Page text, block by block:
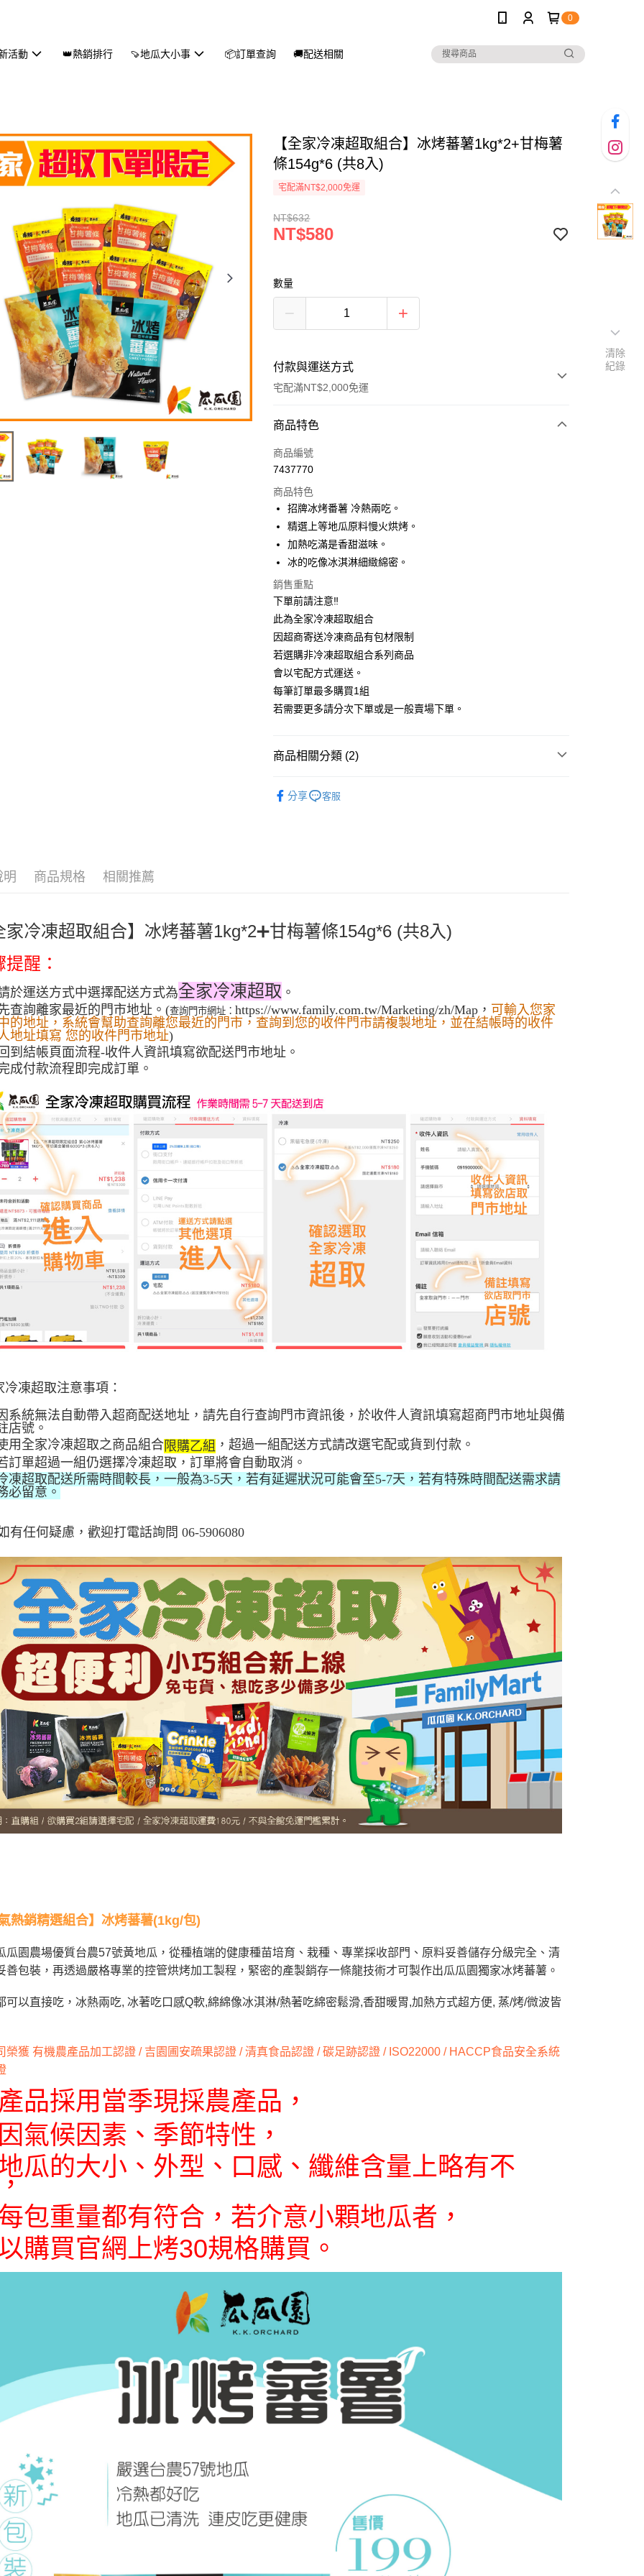
0
活動 👑熱銷排行 🍠地瓜大小事 📦訂單查詢 🚚配送相關
【全家冷凍超取組合】冰烤蕃薯1kg*2+甘梅薯
條154g*6 (共8入)
宅配滿NT$2,000免運
NT$632
NT$580
數量
付款與運送方式
宅配滿NT$2,000免運
付款方式
信用卡一次付款
Apple Pay
街口支付
悠遊付
全盈+PAY
相關說明
【關於「AFTEE先享後付」】
AFTEE先享後付是「在收到商品之後才付款」的支付方式。 讓您購物簡單
便利好安心！
１．簡單：不需註冊會員、不需綁卡、不需儲值。
２．便利：只要手機號碼，簡訊認證，即可結帳。
３．安心：先確認商品／服務後，再付款。
付」結帳頁面，進行簡訊認證並確認金額後，即可完成結帳。
／ATM／網路銀行／等多元方式進行付款，方視為交易完成。
交易，需依本服務之必要範圍內提供個人資料，並將交易相關給付款項請
求債權轉讓予恩沛科技股份有限公司。
「AFTEE先享後付」，若未經同意申辦者引起之損失，本公司不負相關責
任。
４．使用「AFTEE先享後付」時，將依據個別帳號之用戶狀況，依本公司
即時審查核予不同之上限額度；若仍有額度不足之情形，本公司將視審查
５．嚴禁一人註冊多個帳號或使用他人資訊註冊。若發現惡意使用之情
ATM付款
運送方式
每筆NT$180
商品特色
商品編號
7437770
商品特色
招牌冰烤番薯 冷熱兩吃。
精選上等地瓜原料慢火烘烤。
加熱吃滿是香甜滋味。
冰的吃像冰淇淋細緻綿密。
銷售重點
下單前請注意‼
此為全家冷凍超取組合
因超商寄送冷凍商品有包材限制
若選購非冷凍超取組合系列商品
會以宅配方式運送。
每筆訂單最多購買1組
若需要更多請分次下單或是一般賣場下單。
商品相關分類 (2)
分享 客服
明 商品規格 相關推薦
家冷凍超取組合】冰烤蕃薯1kg*2➕甘梅薯條154g*6 (共8入)
醒：
於運送方式中選擇配送方式為全家冷凍超取 。
查詢離家最近的門市地址。(查詢門市網址：https://www.family.com.tw/Marketing/zh/Map， 可輸入您家
的地址，系統會幫助查詢離您最近的門市，查詢到您的收件門市請複製地址，並在結帳時的收件
地址填寫 您的收件門市地址)
到結帳頁面流程-收件人資訊填寫欲配送門市地址。
成付款流程即完成訂單。
冷凍超取注意事項：
系統無法自動帶入超商配送地址，請先自行查詢門市資訊後，於收件人資訊填寫超商門市地址與備
店號。
用全家冷凍超取之商品組合限購乙組 ，超過一組配送方式請改選宅配或貨到付款。
訂單超過一組仍選擇冷凍超取，訂單將會自動取消。
凍超取配送所需時間較長，一般為3-5天，若有延遲狀況可能會至5-7天，若有特殊時間配送需求請
必留意。
任何疑慮，歡迎打電話詢問 06-5906080
熱銷精選組合】冰烤蕃薯(1kg/包)
瓜園農場優質台農57號黃地瓜，從種植端的健康種苗培育、栽種、專業採收部門、原料妥善儲存分級完全、清
善包裝，再透過嚴格專業的控管烘烤加工製程，緊密的產製銷存一條龍技術才可製作出瓜瓜園獨家冰烤蕃薯。
可以直接吃，冰熱兩吃, 冰著吃口感Q軟,綿綿像冰淇淋/熱著吃綿密鬆滑,香甜暖胃,加熱方式超方便, 蒸/烤/微波皆
榮獲 有機農產品加工認證 / 吉園圃安疏果認證 / 清真食品認證 / 碳足跡認證 / ISO22000 / HACCP食品安全系統
品採用當季現採農產品，
氣候因素、季節特性，
瓜的大小、外型、口感、纖維含量上略有不
包重量都有符合，若介意小顆地瓜者，
購買官網上烤30規格購買。
清除
紀錄